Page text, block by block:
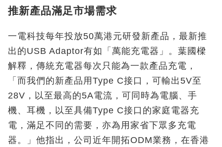
推新產品滿足市場需求
一電科技每年投放50萬港元研發新產品，最新推
出的USB Adaptor有如「萬能充電器」。葉國樑
解釋，傳統充電器每次只能為一款產品充電，
「而我們的新產品用Type C接口，可輸出5V至
28V，以至最高的5A電流，可同時為電腦、手
機、耳機，以至具備Type C接口的家庭電器充
電，滿足不同的需要，亦為用家省下眾多充電
器。」他指出，公司近年開拓ODM業務，在香港